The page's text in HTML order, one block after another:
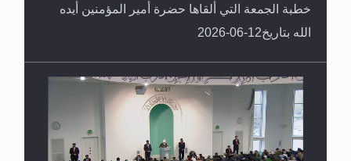
خطبة الجمعة التي ألقاها حضرة أمير المؤمنين أيده
الله بتاريخ12-06-2026